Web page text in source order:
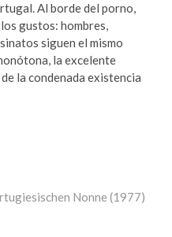
Al borde del porno,
gustos: hombres,
siguen el mismo
la excelente
la condenada existencia
Nonne (1977)